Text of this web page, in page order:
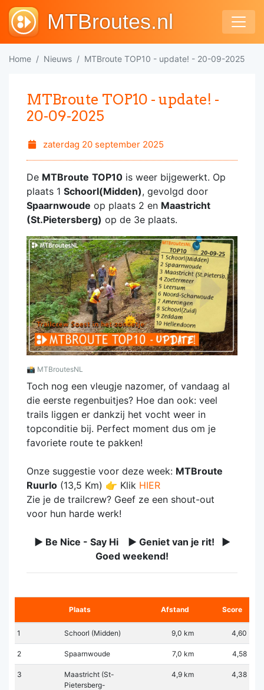
MTBroutes.nl
Home Nieuws MTBroute TOP10 - update! - 20-09-2025
MTBroute TOP10 - update! -
20-09-2025
zaterdag 20 september 2025
De MTBroute TOP10 is weer bijgewerkt. Op
plaats 1 Schoorl(Midden), gevolgd door
Spaarnwoude op plaats 2 en Maastricht
(St.Pietersberg) op de 3e plaats.
📸 MTBroutesNL
Toch nog een vleugje nazomer, of vandaag al
die eerste regenbuitjes? Hoe dan ook: veel
trails liggen er dankzij het vocht weer in
topconditie bij. Perfect moment dus om je
favoriete route te pakken!
Onze suggestie voor deze week: MTBroute
Ruurlo (13,5 Km) 👉 Klik HIER
Zie je de trailcrew? Geef ze een shout-out
voor hun harde werk!
► Be Nice - Say Hi ► Geniet van je rit! ►
Goed weekend!
Plaats Afstand Score
1 Schoorl (Midden) 9,0 km 4,60
2 Spaarnwoude 7,0 km 4,58
3
Maastricht (St-
Pietersberg-
4,9 km 4,38